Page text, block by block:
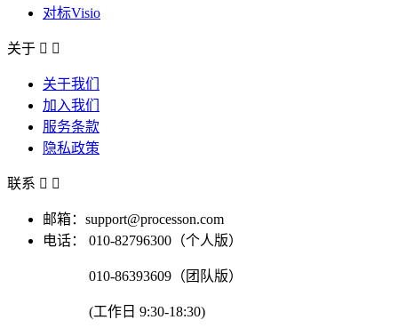
对标Visio
关于  
关于我们
加入我们
服务条款
隐私政策
联系  
邮箱：support@processon.com
电话：
010-82796300（个人版）
010-86393609（团队版）
(工作日 9:30-18:30)